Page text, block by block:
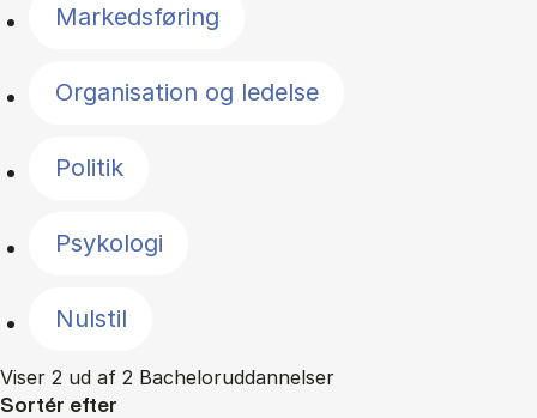
Markedsføring
Organisation og ledelse
Politik
Psykologi
Nulstil
Viser 2 ud af 2 Bacheloruddannelser
Sortér efter